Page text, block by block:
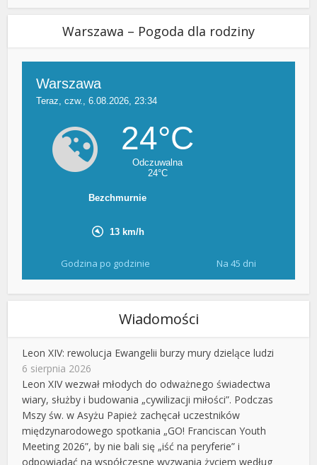
Warszawa – Pogoda dla rodziny
Godzina po godzinie Na 45 dni
Wiadomości
Leon XIV: rewolucja Ewangelii burzy mury dzielące ludzi
6 sierpnia 2026
Leon XIV wezwał młodych do odważnego świadectwa
wiary, służby i budowania „cywilizacji miłości”. Podczas
Mszy św. w Asyżu Papież zachęcał uczestników
międzynarodowego spotkania „GO! Franciscan Youth
Meeting 2026”, by nie bali się „iść na peryferie” i
odpowiadać na współczesne wyzwania życiem według